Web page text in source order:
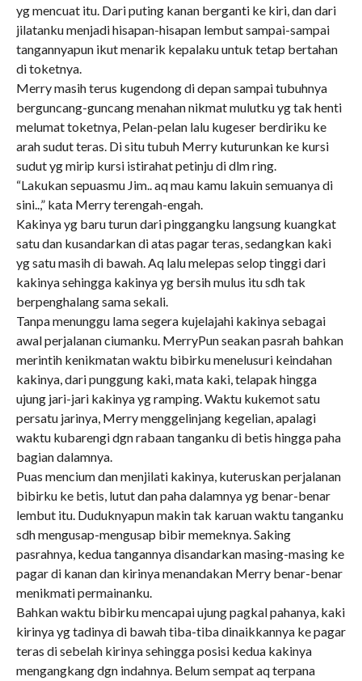
yg mencuat itu. Dari puting kanan berganti ke kiri, dan dari
jilatanku menjadi hisapan-hisapan lembut sampai-sampai
tangannyapun ikut menarik kepalaku untuk tetap bertahan
di toketnya.
Merry masih terus kugendong di depan sampai tubuhnya
berguncang-guncang menahan nikmat mulutku yg tak henti
melumat toketnya, Pelan-pelan lalu kugeser berdiriku ke
arah sudut teras. Di situ tubuh Merry kuturunkan ke kursi
sudut yg mirip kursi istirahat petinju di dlm ring.
“Lakukan sepuasmu Jim.. aq mau kamu lakuin semuanya di
sini..,” kata Merry terengah-engah.
Kakinya yg baru turun dari pinggangku langsung kuangkat
satu dan kusandarkan di atas pagar teras, sedangkan kaki
yg satu masih di bawah. Aq lalu melepas selop tinggi dari
kakinya sehingga kakinya yg bersih mulus itu sdh tak
berpenghalang sama sekali.
Tanpa menunggu lama segera kujelajahi kakinya sebagai
awal perjalanan ciumanku. MerryPun seakan pasrah bahkan
merintih kenikmatan waktu bibirku menelusuri keindahan
kakinya, dari punggung kaki, mata kaki, telapak hingga
ujung jari-jari kakinya yg ramping. Waktu kukemot satu
persatu jarinya, Merry menggelinjang kegelian, apalagi
waktu kubarengi dgn rabaan tanganku di betis hingga paha
bagian dalamnya.
Puas mencium dan menjilati kakinya, kuteruskan perjalanan
bibirku ke betis, lutut dan paha dalamnya yg benar-benar
lembut itu. Duduknyapun makin tak karuan waktu tanganku
sdh mengusap-mengusap bibir memeknya. Saking
pasrahnya, kedua tangannya disandarkan masing-masing ke
pagar di kanan dan kirinya menandakan Merry benar-benar
menikmati permainanku.
Bahkan waktu bibirku mencapai ujung pagkal pahanya, kaki
kirinya yg tadinya di bawah tiba-tiba dinaikkannya ke pagar
teras di sebelah kirinya sehingga posisi kedua kakinya
mengangkang dgn indahnya. Belum sempat aq terpana